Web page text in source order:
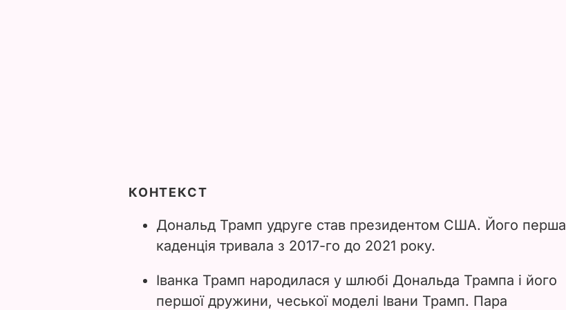
КОНТЕКСТ
Дональд Трамп удруге став президентом США. Його перша
каденція тривала з 2017-го до 2021 року.
Іванка Трамп народилася у шлюбі Дональда Трампа і його
першої дружини, чеської моделі Івани Трамп. Пара